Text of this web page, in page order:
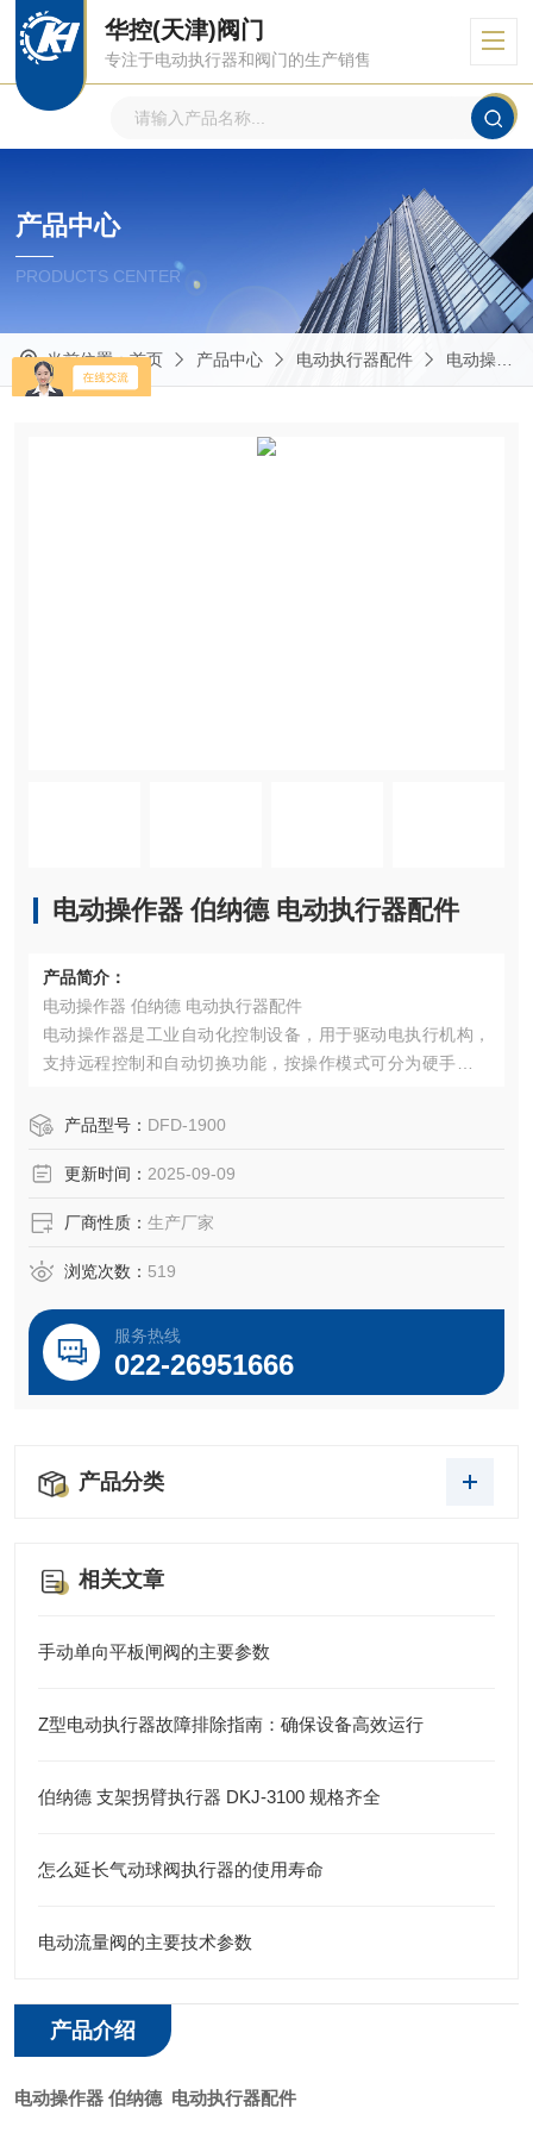
华控(天津)阀门
专注于电动执行器和阀门的生产销售
产品中心
PRODUCTS CENTER
当前位置：首页 产品中心 电动执行器配件 电动操作器
电动操作器 伯纳德 电动执行器配件
产品简介：
电动操作器 伯纳德 电动执行器配件
电动操作器是工业自动化控制设备，用于驱动电执行机构，
支持远程控制和自动切换功能，按操作模式可分为硬手操和
产品型号： DFD-1900
更新时间： 2025-09-09
厂商性质： 生产厂家
浏览次数： 519
服务热线
022-26951666
产品分类
相关文章
手动单向平板闸阀的主要参数
Z型电动执行器故障排除指南：确保设备高效运行
伯纳德 支架拐臂执行器 DKJ-3100 规格齐全
怎么延长气动球阀执行器的使用寿命
电动流量阀的主要技术参数
产品介绍
电动操作器 伯纳德 电动执行器配件